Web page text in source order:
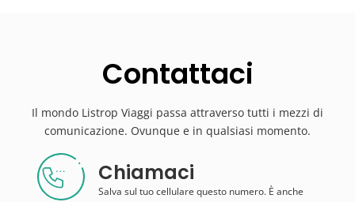
Contattaci
Il mondo Listrop Viaggi passa attraverso tutti i mezzi di
comunicazione. Ovunque e in qualsiasi momento.
Chiamaci
Salva sul tuo cellulare questo numero. È anche